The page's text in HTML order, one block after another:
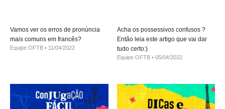
Vamos ver os erros de pronúncia
mais comuns em francês?
Equipe OFTB 11/04/2022
Acha os possessivos confusos ?
Então leia este artigo que vai dar
tudo certo:)
Equipe OFTB 05/04/2022